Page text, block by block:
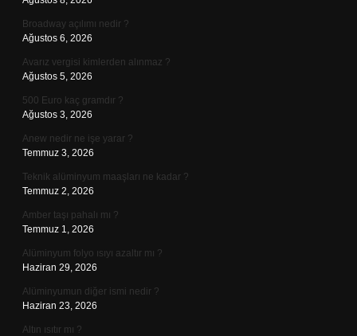
Broadway açılımı nedir ?
Ağustos 6, 2026
Avarız vergisi kimlerden alınmaz ?
Ağustos 5, 2026
500 Euro kaç gramdır ?
Ağustos 3, 2026
Anew nedir ne işe yarar ?
Temmuz 3, 2026
Teknik alüminyum maaşları ne kadar ?
Temmuz 2, 2026
Amber taşı pahalı mı ?
Temmuz 1, 2026
Alüminyum folyo ısıyı azaltır mı ?
Haziran 29, 2026
Alüminyumun diğer ismi nedir ?
Haziran 23, 2026
Altın ısıtır mı ?